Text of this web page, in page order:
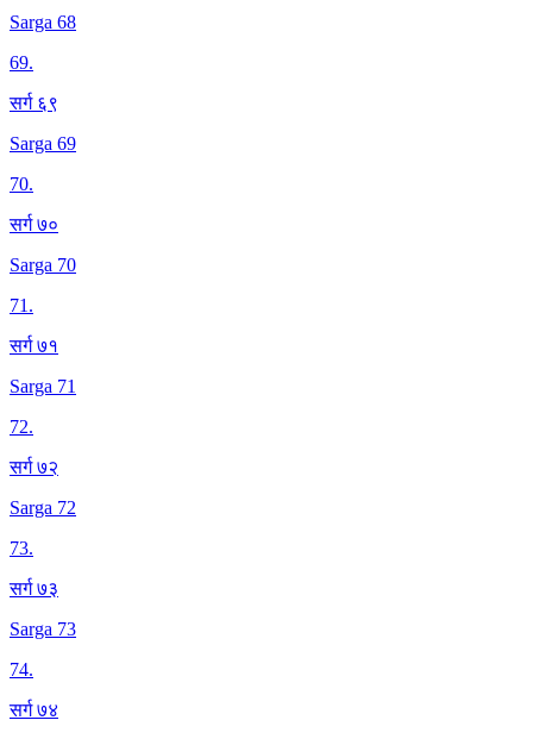
Sarga 68
69.
सर्ग ६९
Sarga 69
70.
सर्ग ७०
Sarga 70
71.
सर्ग ७१
Sarga 71
72.
सर्ग ७२
Sarga 72
73.
सर्ग ७३
Sarga 73
74.
सर्ग ७४